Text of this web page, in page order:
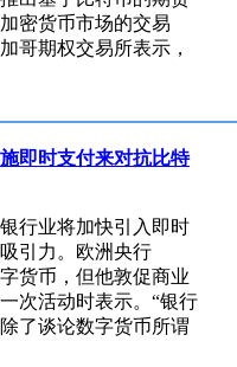
密货币市场的交易
哥期权交易所表示，
即时支付来对抗比特
行业将加快引入即时
引力。欧洲央行
货币，但他敦促商业
次活动时表示。“银行
了谈论数字货币所谓